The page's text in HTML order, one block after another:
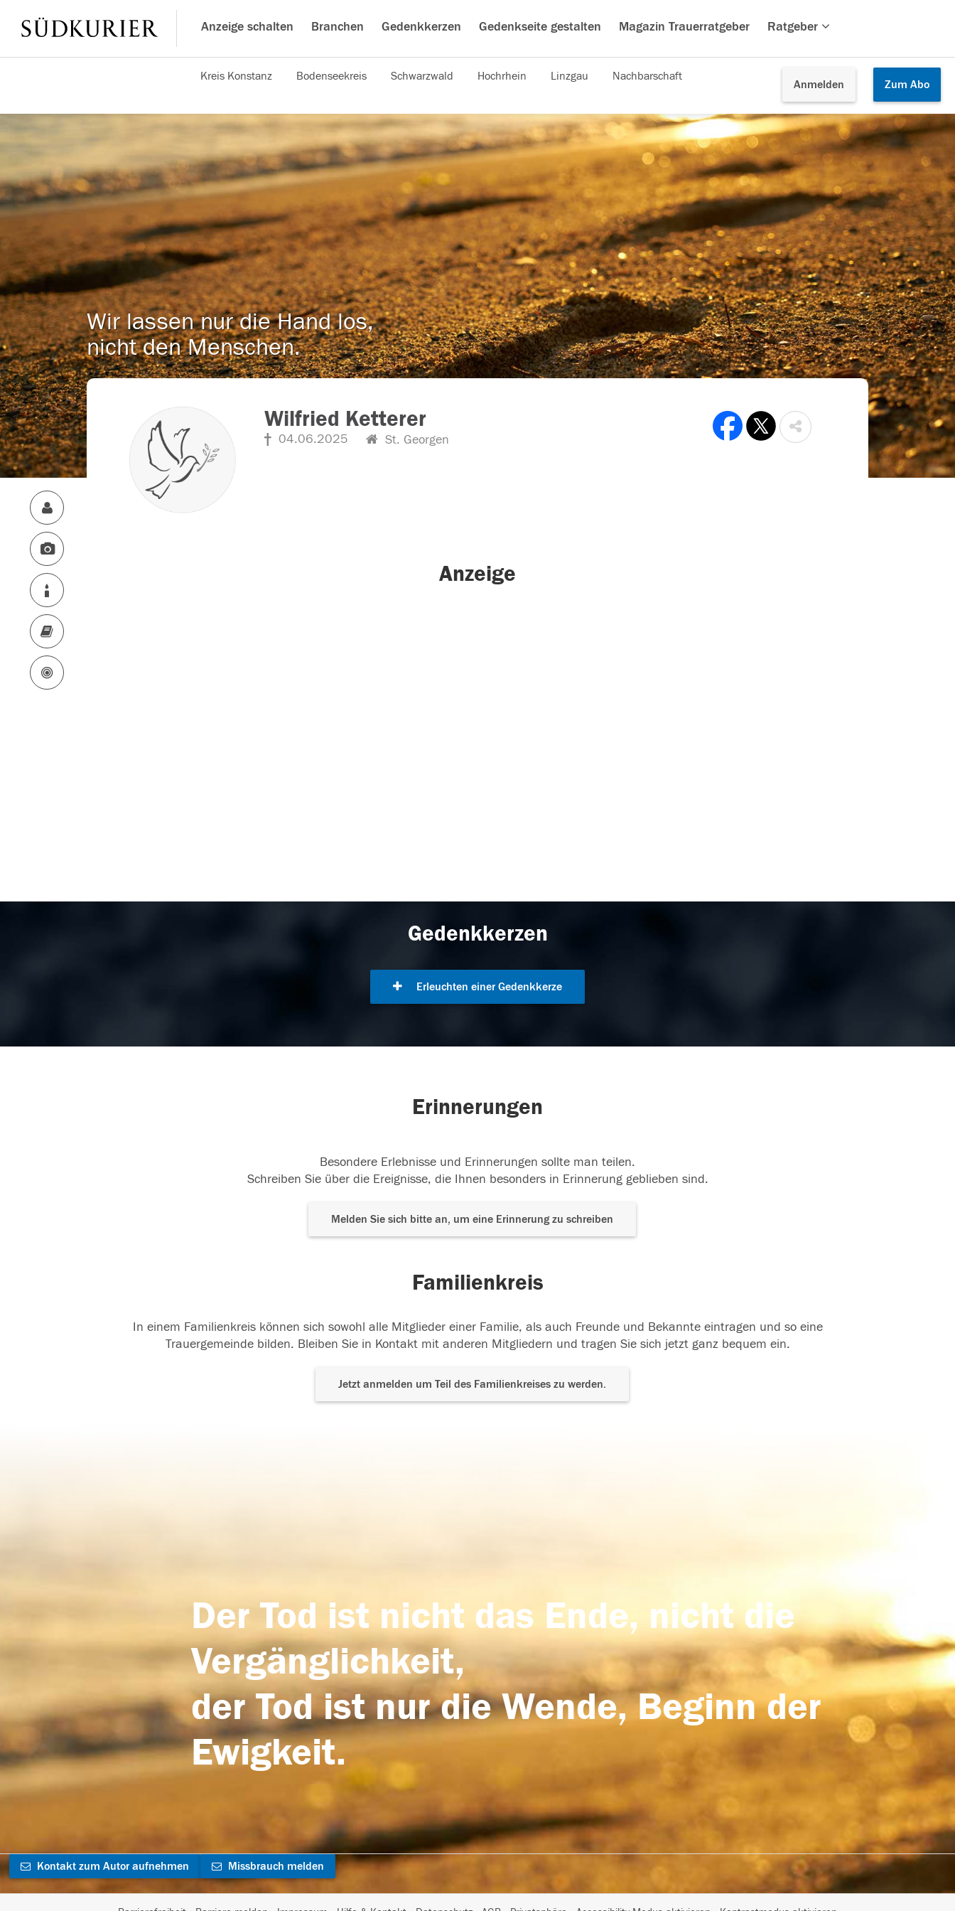
Anzeige schalten Branchen Gedenkkerzen Gedenkseite gestalten Magazin Trauerratgeber Ratgeber
Anmelden Zum Abo
Kreis Konstanz Bodenseekreis Schwarzwald Hochrhein Linzgau Nachbarschaft
Wir lassen nur die Hand los,
nicht den Menschen.
Wilfried Ketterer
04.06.2025 St. Georgen
Anzeige
Gedenkkerzen
Erleuchten einer Gedenkkerze
Erinnerungen
Besondere Erlebnisse und Erinnerungen sollte man teilen.
Schreiben Sie über die Ereignisse, die Ihnen besonders in Erinnerung geblieben sind.
Melden Sie sich bitte an, um eine Erinnerung zu schreiben
Familienkreis
In einem Familienkreis können sich sowohl alle Mitglieder einer Familie, als auch Freunde und Bekannte eintragen und so eine
Trauergemeinde bilden. Bleiben Sie in Kontakt mit anderen Mitgliedern und tragen Sie sich jetzt ganz bequem ein.
Jetzt anmelden um Teil des Familienkreises zu werden.
Der Tod ist nicht das Ende, nicht die
Vergänglichkeit,
der Tod ist nur die Wende, Beginn der
Ewigkeit.
Kontakt zum Autor aufnehmen Missbrauch melden